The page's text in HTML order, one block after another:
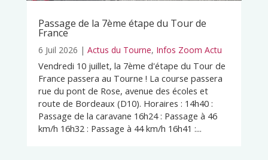
Passage de la 7ème étape du Tour de
France
6 Juil 2026 | Actus du Tourne, Infos Zoom Actu
Vendredi 10 juillet, la 7ème d'étape du Tour de
France passera au Tourne ! La course passera
rue du pont de Rose, avenue des écoles et
route de Bordeaux (D10). Horaires : 14h40 :
Passage de la caravane 16h24 : Passage à 46
km/h 16h32 : Passage à 44 km/h 16h41 :...